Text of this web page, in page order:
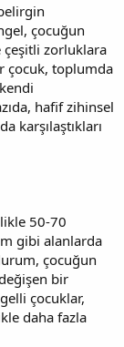
çocuğun
çeşitli zorluklara
çocuk, toplumda
hafif zihinsel
karşılaştıkları
50-70
gibi alanlarda
çocuğun
bir
çocuklar,
daha fazla